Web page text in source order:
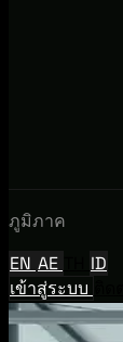
ภูมิภาค
EN AE
ID
เข้าสู่ระบบ